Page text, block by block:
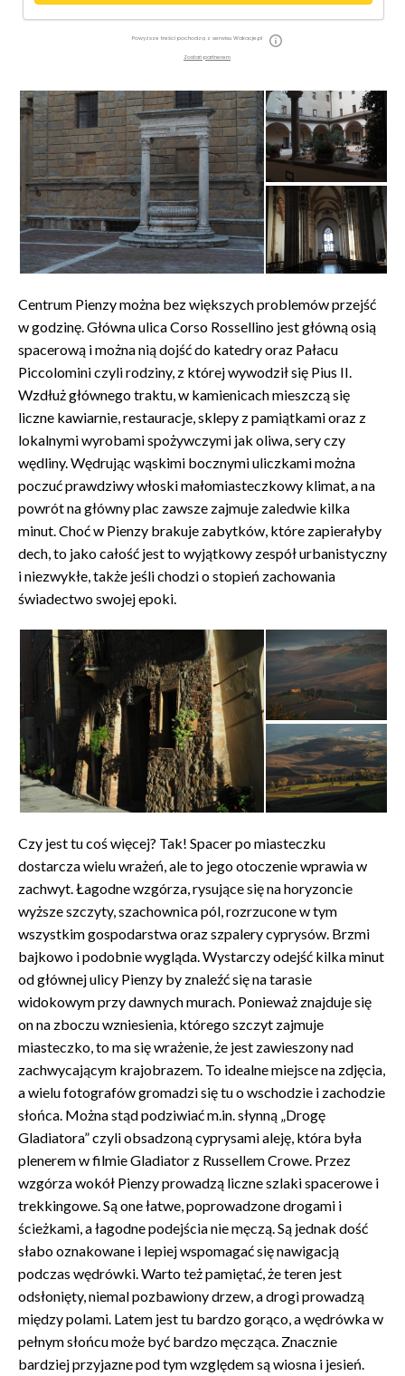
Powyższe treści pochodzą z serwisu Wakacje.pl
Zostań partnerem
Centrum Pienzy można bez większych problemów przejść
w godzinę. Główna ulica Corso Rossellino jest główną osią
spacerową i można nią dojść do katedry oraz Pałacu
Piccolomini czyli rodziny, z której wywodził się Pius II.
Wzdłuż głównego traktu, w kamienicach mieszczą się
liczne kawiarnie, restauracje, sklepy z pamiątkami oraz z
lokalnymi wyrobami spożywczymi jak oliwa, sery czy
wędliny. Wędrując wąskimi bocznymi uliczkami można
poczuć prawdziwy włoski małomiasteczkowy klimat, a na
powrót na główny plac zawsze zajmuje zaledwie kilka
minut. Choć w Pienzy brakuje zabytków, które zapierałyby
dech, to jako całość jest to wyjątkowy zespół urbanistyczny
i niezwykłe, także jeśli chodzi o stopień zachowania
świadectwo swojej epoki.
Czy jest tu coś więcej? Tak! Spacer po miasteczku
dostarcza wielu wrażeń, ale to jego otoczenie wprawia w
zachwyt. Łagodne wzgórza, rysujące się na horyzoncie
wyższe szczyty, szachownica pól, rozrzucone w tym
wszystkim gospodarstwa oraz szpalery cyprysów. Brzmi
bajkowo i podobnie wygląda. Wystarczy odejść kilka minut
od głównej ulicy Pienzy by znaleźć się na tarasie
widokowym przy dawnych murach. Ponieważ znajduje się
on na zboczu wzniesienia, którego szczyt zajmuje
miasteczko, to ma się wrażenie, że jest zawieszony nad
zachwycającym krajobrazem. To idealne miejsce na zdjęcia,
a wielu fotografów gromadzi się tu o wschodzie i zachodzie
słońca. Można stąd podziwiać m.in. słynną „Drogę
Gladiatora” czyli obsadzoną cyprysami aleję, która była
plenerem w filmie Gladiator z Russellem Crowe. Przez
wzgórza wokół Pienzy prowadzą liczne szlaki spacerowe i
trekkingowe. Są one łatwe, poprowadzone drogami i
ścieżkami, a łagodne podejścia nie męczą. Są jednak dość
słabo oznakowane i lepiej wspomagać się nawigacją
podczas wędrówki. Warto też pamiętać, że teren jest
odsłonięty, niemal pozbawiony drzew, a drogi prowadzą
między polami. Latem jest tu bardzo gorąco, a wędrówka w
pełnym słońcu może być bardzo męcząca. Znacznie
bardziej przyjazne pod tym względem są wiosna i jesień.